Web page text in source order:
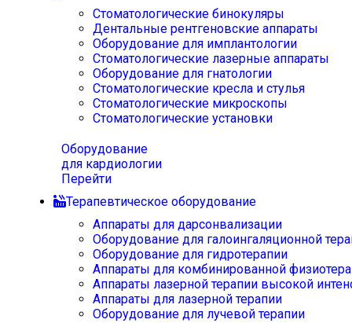
Стоматологические бинокуляры
Дентальные рентгеновские аппараты
Оборудование для имплантологии
Стоматологические лазерные аппараты
Оборудование для гнатологии
Стоматологические кресла и стулья
Стоматологические микроскопы
Стоматологические установки
Оборудование
для кардиологии
Перейти
Терапевтическое оборудование
Аппараты для дарсонвализации
Оборудование для галоингаляционной
Оборудование для гидротерапии
Аппараты для комбинированной
Аппараты лазерной терапии высокой
Аппараты для лазерной терапии
Оборудование для лучевой терапии